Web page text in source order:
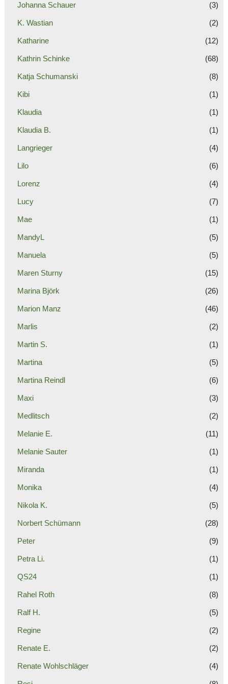
Johanna Schauer (3)
K. Wastian (2)
Katharine (12)
Kathrin Schinke (68)
Katja Schumanski (8)
Kibi (1)
Klaudia (1)
Klaudia B. (1)
Langrieger (4)
Lilo (6)
Lorenz (4)
Lucy (7)
Mae (1)
MandyL (5)
Manuela (5)
Maren Sturny (15)
Marina Björk (26)
Marion Manz (46)
Marlis (2)
Martin S. (1)
Martina (5)
Martina Reindl (6)
Maxi (3)
Medlitsch (2)
Melanie E. (11)
Melanie Sauter (1)
Miranda (1)
Monika (4)
Nikola K. (5)
Norbert Schümann (28)
Peter (9)
Petra Li. (1)
QS24 (1)
Rahel Roth (8)
Ralf H. (5)
Regine (2)
Renate E. (2)
Renate Wohlschläger (4)